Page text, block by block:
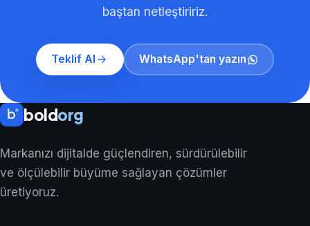
baştan netleştiririz.
Teklif Al WhatsApp'tan yazın
boldorg
Markanızı dijitalde güçlendiren, sürdürülebilir
ve ölçülebilir büyüme sağlayan çözümler
üretiyoruz.